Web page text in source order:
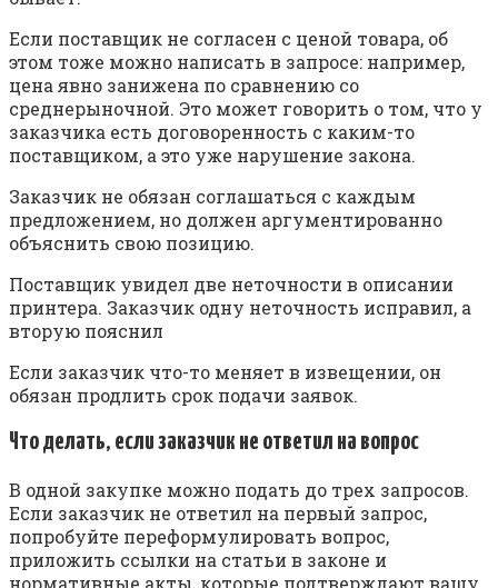
Если поставщик не согласен с ценой товара, об
этом тоже можно написать в запросе: например,
цена явно занижена по сравнению со
среднерыночной. Это может говорить о том, что у
заказчика есть договоренность с каким-то
поставщиком, а это уже нарушение закона.
Заказчик не обязан соглашаться с каждым
предложением, но должен аргументированно
объяснить свою позицию.
Поставщик увидел две неточности в описании
принтера. Заказчик одну неточность исправил, а
вторую пояснил
Если заказчик что-то меняет в извещении, он
обязан продлить срок подачи заявок.
Что делать, если заказчик не ответил на вопрос
В одной закупке можно подать до трех запросов.
Если заказчик не ответил на первый запрос,
попробуйте переформулировать вопрос,
приложить ссылки на статьи в законе и
нормативные акты, которые подтверждают вашу